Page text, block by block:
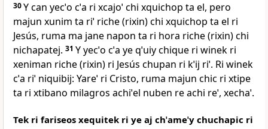
30Y can yecˈo cˈa ri xcajoˈ chi xquichop ta el, pero
majun xunim ta riˈ riche (rixin) chi xquichop ta el ri
Jesús, ruma ma jane napon ta ri hora riche (rixin) chi
nichapatej. 31 Y yecˈo cˈa ye qˈuiy chique ri winek ri
xeniman riche (rixin) ri Jesús chupan ri kˈij riˈ. Ri winek
cˈa riˈ niquibij: Yareˈ ri Cristo, ruma majun chic ri xtipe
ta ri xtibano milagros achiˈel nuben re achi reˈ, xechaˈ.
Tek ri fariseos xequitek ri ye aj chˈameˈy chuchapic ri